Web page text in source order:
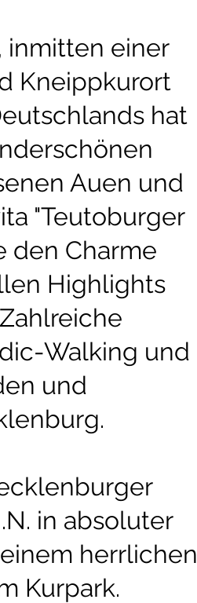
inmitten einer
Kneippkurort
hat
Auen und
"Teutoburger
den Charme
Highlights
Walking und
und
in absoluter
herrlichen
Kurpark.